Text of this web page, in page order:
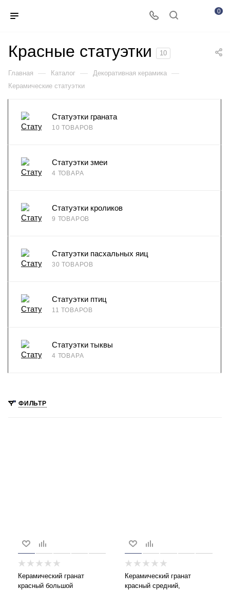
0
Красные статуэтки 10
Главная — Каталог — Декоративная керамика —
Керамические статуэтки
Статуэтки граната
10 ТОВАРОВ
Статуэтки змеи
4 ТОВАРА
Статуэтки кроликов
9 ТОВАРОВ
Статуэтки пасхальных яиц
30 ТОВАРОВ
Статуэтки птиц
11 ТОВАРОВ
Статуэтки тыквы
4 ТОВАРА
ФИЛЬТР
Керамический гранат
красный большой
Керамический гранат
красный средний,